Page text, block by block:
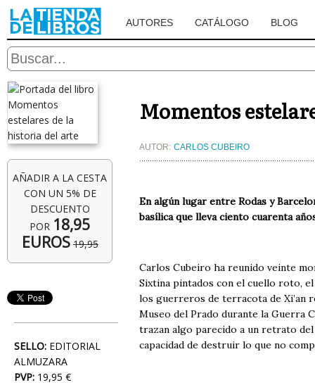
AUTORES CATÁLOGO BLOG
AÑADIR A LA CESTA
CON UN 5% DE
DESCUENTO
POR 18,95
EUROS 19,95
SELLO: EDITORIAL
ALMUZARA
PVP: 19,95 €
Momentos
AUTOR: CARLOS CUBEIRO
En algún lugar entre Rodas y
basílica que lleva ciento cuarenta
Carlos Cubeiro ha reunido veinte
Sixtina pintados con el cuello roto,
los guerreros de terracota de Xi’an
Museo del Prado durante la Guerra
trazan algo parecido a un retrato del
capacidad de destruir lo que no